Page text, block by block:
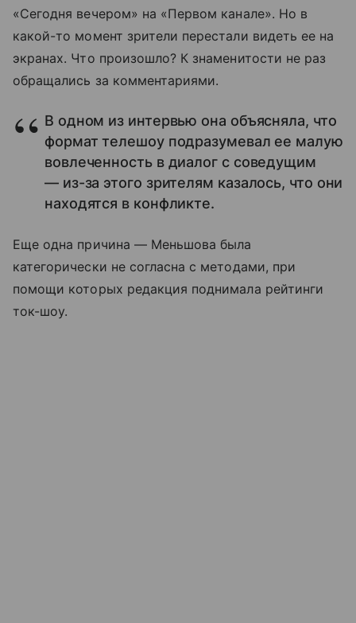
«Сегодня вечером» на «Первом канале». Но в
какой-то момент зрители перестали видеть ее на
экранах. Что произошло? К знаменитости не раз
обращались за комментариями.
В одном из интервью она объясняла, что
формат телешоу подразумевал ее малую
вовлеченность в диалог с соведущим
— из-за этого зрителям казалось, что они
находятся в конфликте.
Еще одна причина — Меньшова была
категорически не согласна с методами, при
помощи которых редакция поднимала рейтинги
ток-шоу.